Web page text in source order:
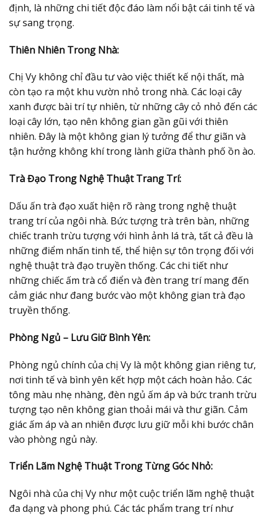
định, là những chi tiết độc đáo làm nổi bật cái tinh tế và
sự sang trọng.
Thiên Nhiên Trong Nhà:
Chị Vy không chỉ đầu tư vào việc thiết kế nội thất, mà
còn tạo ra một khu vườn nhỏ trong nhà. Các loại cây
xanh được bài trí tự nhiên, từ những cây cỏ nhỏ đến các
loại cây lớn, tạo nên không gian gần gũi với thiên
nhiên. Đây là một không gian lý tưởng để thư giãn và
tận hưởng không khí trong lành giữa thành phố ồn ào.
Trà Đạo Trong Nghệ Thuật Trang Trí:
Dấu ấn trà đạo xuất hiện rõ ràng trong nghệ thuật
trang trí của ngôi nhà. Bức tượng trà trên bàn, những
chiếc tranh trừu tượng với hình ảnh lá trà, tất cả đều là
những điểm nhấn tinh tế, thể hiện sự tôn trọng đối với
nghệ thuật trà đạo truyền thống. Các chi tiết như
những chiếc ấm trà cổ điển và đèn trang trí mang đến
cảm giác như đang bước vào một không gian trà đạo
truyền thống.
Phòng Ngủ – Lưu Giữ Bình Yên:
Phòng ngủ chính của chị Vy là một không gian riêng tư,
nơi tinh tế và bình yên kết hợp một cách hoàn hảo. Các
tông màu nhẹ nhàng, đèn ngủ ấm áp và bức tranh trừu
tượng tạo nên không gian thoải mái và thư giãn. Cảm
giác ấm áp và an nhiên được lưu giữ mỗi khi bước chân
vào phòng ngủ này.
Triển Lãm Nghệ Thuật Trong Từng Góc Nhỏ:
Ngôi nhà của chị Vy như một cuộc triển lãm nghệ thuật
đa dạng và phong phú. Các tác phẩm trang trí như